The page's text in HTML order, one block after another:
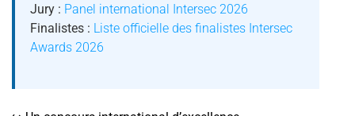
Jury : Panel international Intersec 2026
Finalistes : Liste officielle des finalistes Intersec
Awards 2026